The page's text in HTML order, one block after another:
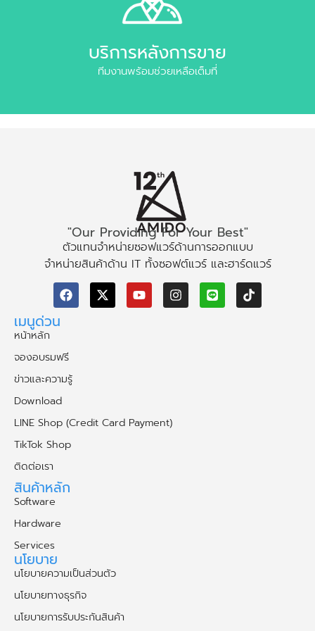
บริการหลังการขาย
ทีมงานพร้อมช่วยเหลือเต็มที่
"Our Providing For Your Best"
ตัวแทนจำหน่ายซอฟแวร์ด้านการออกแบบ
จำหน่ายสินค้าด้าน IT ทั้งซอฟต์แวร์ และฮาร์ดแวร์
เมนูด่วน
หน้าหลัก
จองอบรมฟรี
ข่าวและความรู้
Download
LINE Shop (Credit Card Payment)
TikTok Shop
ติดต่อเรา
สินค้าหลัก
Software
Hardware
Services
นโยบาย
นโยบายความเป็นส่วนตัว
นโยบายทางธุรกิจ
นโยบายการรับประกันสินค้า